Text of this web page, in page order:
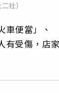
社）
車便當」、
有受傷，店